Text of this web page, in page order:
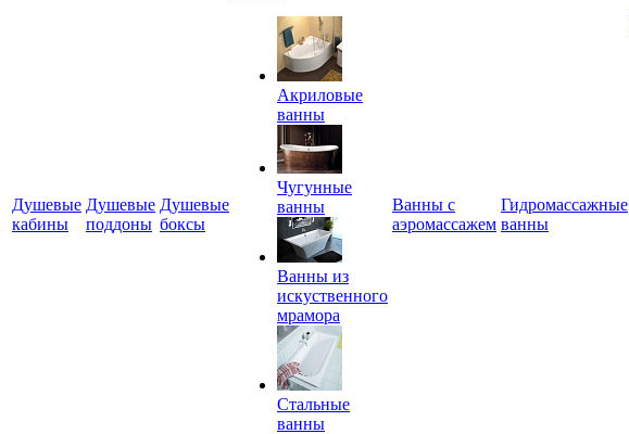
Душевые
кабины
Душевые
поддоны
Душевые
боксы
Акриловые
ванны
Чугунные
ванны
Ванны из
искуственного
мрамора
Стальные
ванны
Ванны с
аэромассажем
Гидромассажные
ванны